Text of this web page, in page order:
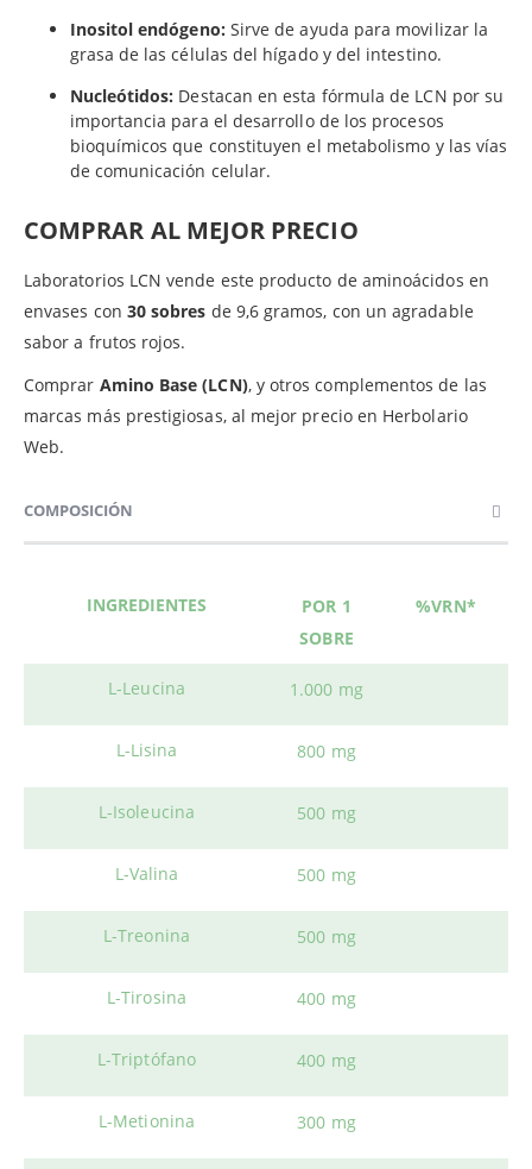
Inositol endógeno: Sirve de ayuda para movilizar la
grasa de las células del hígado y del intestino.
Nucleótidos: Destacan en esta fórmula de LCN por su
importancia para el desarrollo de los procesos
bioquímicos que constituyen el metabolismo y las vías
de comunicación celular.
COMPRAR AL MEJOR PRECIO
Laboratorios LCN vende este producto de aminoácidos en
envases con 30 sobres de 9,6 gramos, con un agradable
sabor a frutos rojos.
Comprar Amino Base (LCN), y otros complementos de las
marcas más prestigiosas, al mejor precio en Herbolario
Web.
COMPOSICIÓN
INGREDIENTES
POR 1
SOBRE
%VRN*
L-Leucina 1.000 mg
L-Lisina 800 mg
L-Isoleucina 500 mg
L-Valina 500 mg
L-Treonina 500 mg
L-Tirosina 400 mg
L-Triptófano 400 mg
L-Metionina 300 mg